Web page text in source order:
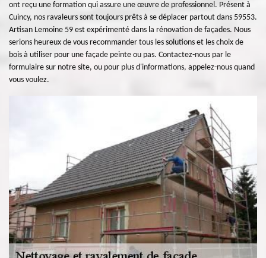
ont reçu une formation qui assure une œuvre de professionnel. Présent à
Cuincy, nos ravaleurs sont toujours prêts à se déplacer partout dans 59553.
Artisan Lemoine 59 est expérimenté dans la rénovation de façades. Nous
serions heureux de vous recommander tous les solutions et les choix de
bois à utiliser pour une façade peinte ou pas. Contactez-nous par le
formulaire sur notre site, ou pour plus d'informations, appelez-nous quand
vous voulez.